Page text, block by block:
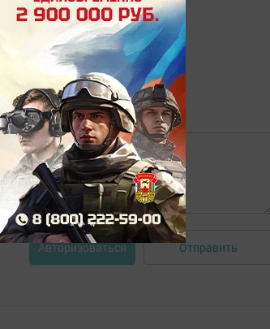
Авторизоваться Отправить